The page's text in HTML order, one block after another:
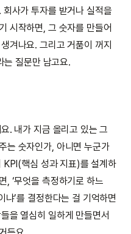
사가 투자를 받거나 실적을
시작하면, 그 숫자를 만들어
겨나요. 그리고 거품이 꺼지
는 질문만 남고요.
. 내가 지금 올리고 있는 그
는 숫자인가, 아니면 누군가
KPI(핵심 성과 지표)를 설계하
, ‘무엇을 측정하기로 하느
냐’를 결정한다는 걸 기억하면
을 열심히 일하게 만들면서